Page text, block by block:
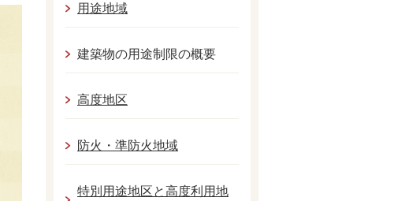
用途地域
建築物の用途制限の概要
高度地区
防火・準防火地域
特別用途地区と高度利用地